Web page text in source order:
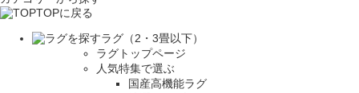
TOPに戻る
ラグ（2・3畳以下）
ラグトップページ
人気特集で選ぶ
国産高機能ラグ